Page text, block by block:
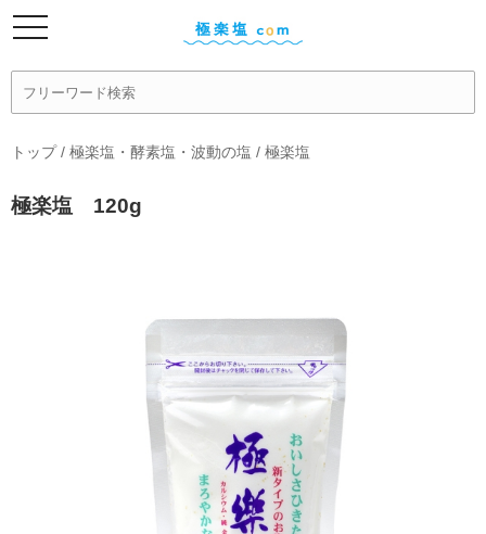
トップ/ 極楽塩・酵素塩・波動の塩 / 極楽塩
極楽塩 120g